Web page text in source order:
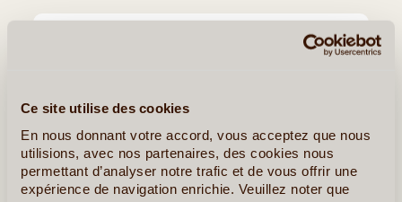
Ce site utilise des cookies
En nous donnant votre accord, vous acceptez que nous
utilisions, avec nos partenaires, des cookies nous
permettant d’analyser notre trafic et de vous offrir une
expérience de navigation enrichie. Veuillez noter que